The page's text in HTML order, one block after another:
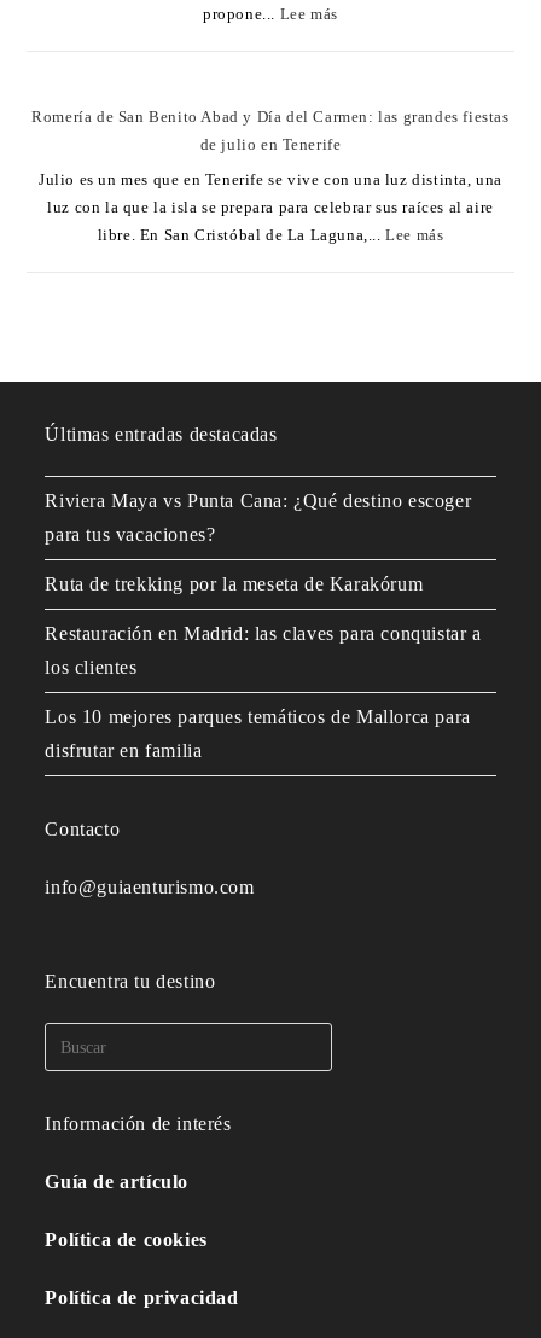
propone... Lee más
Romería de San Benito Abad y Día del Carmen: las grandes fiestas
de julio en Tenerife
Julio es un mes que en Tenerife se vive con una luz distinta, una
luz con la que la isla se prepara para celebrar sus raíces al aire
libre. En San Cristóbal de La Laguna,...Lee más
Últimas entradas destacadas
Riviera Maya vs Punta Cana: ¿Qué destino escoger
para tus vacaciones?
Ruta de trekking por la meseta de Karakórum
Restauración en Madrid: las claves para conquistar a
los clientes
Los 10 mejores parques temáticos de Mallorca para
disfrutar en familia
Contacto
info@guiaenturismo.com
Encuentra tu destino
Información de interés
Guía de artículo
Política de cookies
Política de privacidad